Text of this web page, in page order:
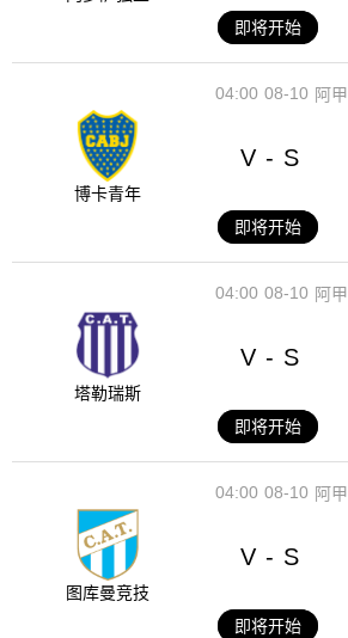
即将开始
08-10
04:00 阿甲
博卡青年
V - S
即将开始
08-10
04:00 阿甲
塔勒瑞斯
V - S
即将开始
08-10
04:00 阿甲
图库曼竞技
V - S
即将开始